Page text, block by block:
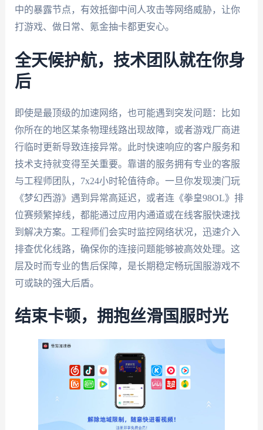
中的暴露节点，有效抵御中间人攻击等网络威胁，让你
打游戏、做日常、氪金抽卡都更安心。
全天候护航，技术团队就在你身
后
即使是最顶级的加速网络，也可能遇到突发问题：比如
你所在的地区某条物理线路出现故障，或者游戏厂商进
行临时更新导致连接异常。此时快速响应的客户服务和
技术支持就变得至关重要。靠谱的服务拥有专业的客服
与工程师团队，7x24小时轮值待命。一旦你发现澳门玩
《梦幻西游》遇到异常高延迟，或者连《拳皇98OL》排
位赛频繁掉线，都能通过应用内通道或在线客服快速找
到解决方案。工程师们会实时监控网络状况，迅速介入
排查优化线路，确保你的连接问题能够被高效处理。这
层及时而专业的售后保障，是长期稳定畅玩国服游戏不
可或缺的强大后盾。
结束卡顿，拥抱丝滑国服时光